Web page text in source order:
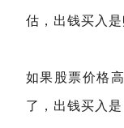
估，出钱买入是
如果股票价格
了，出钱买入是